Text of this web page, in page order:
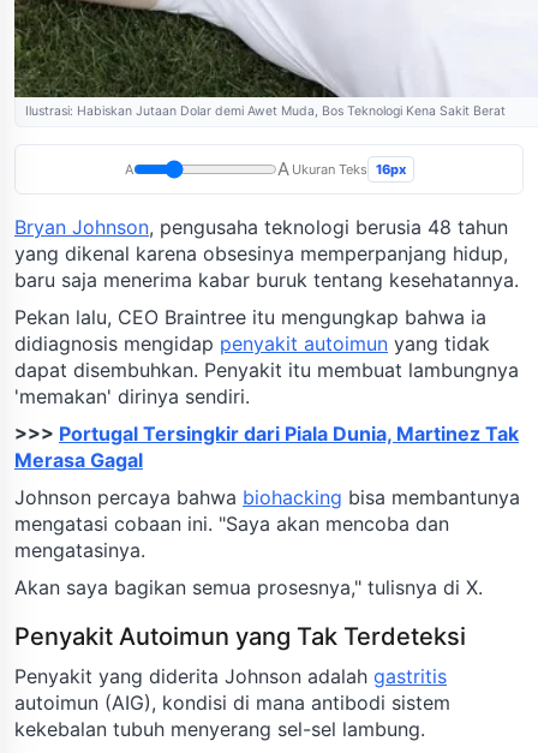
Ilustrasi: Habiskan Jutaan Dolar demi Awet Muda, Bos Teknologi Kena Sakit Berat
A A Ukuran Teks 16px
Bryan Johnson, pengusaha teknologi berusia 48 tahun
yang dikenal karena obsesinya memperpanjang hidup,
baru saja menerima kabar buruk tentang kesehatannya.
Pekan lalu, CEO Braintree itu mengungkap bahwa ia
didiagnosis mengidap penyakit autoimun yang tidak
dapat disembuhkan. Penyakit itu membuat lambungnya
'memakan' dirinya sendiri.
>>> Portugal Tersingkir dari Piala Dunia, Martinez Tak
Merasa Gagal
Johnson percaya bahwa biohacking bisa membantunya
mengatasi cobaan ini. "Saya akan mencoba dan
mengatasinya.
Akan saya bagikan semua prosesnya," tulisnya di X.
Penyakit Autoimun yang Tak Terdeteksi
Penyakit yang diderita Johnson adalah gastritis
autoimun (AIG), kondisi di mana antibodi sistem
kekebalan tubuh menyerang sel-sel lambung.